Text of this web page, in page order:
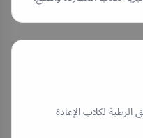
لكلاب الإعادة